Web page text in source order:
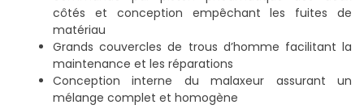
côtés et conception empêchant les fuites de
matériau
Grands couvercles de trous d’homme facilitant la
maintenance et les réparations
Conception interne du malaxeur assurant un
mélange complet et homogène